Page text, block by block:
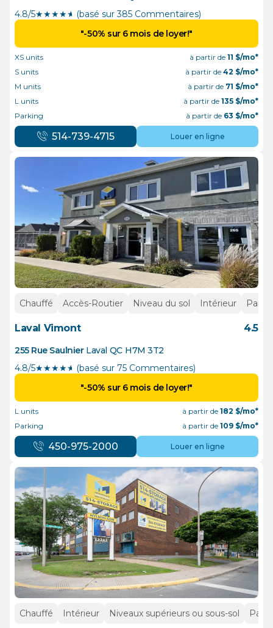
4.8/5★★★★½ (basé sur 385 Commentaires)
"-50% sur 6 mois de loyer!"
XS units à partir de 11 $/mo*
S units
à partir de 42 $/mo*
M units
à partir de 71 $/mo*
L units
à partir de 135 $/mo*
Parking
à partir de 63 $/mo*
514-739-4715 Louer en ligne
Chauffé Accès-Routier Niveau du sol Intérieur
Laval Vimont 4.5
255 Rue Saulnier Laval QC H7M 3T2
4.8/5★★★★½ (basé sur 75 Commentaires)
"-50% sur 6 mois de loyer!"
L units à partir de 182 $/mo*
Parking
à partir de 109 $/mo*
450-975-2000 Louer en ligne
Chauffé Intérieur Niveaux supérieurs ou sous-sol